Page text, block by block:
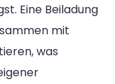
Eine Beiladung
mit
was